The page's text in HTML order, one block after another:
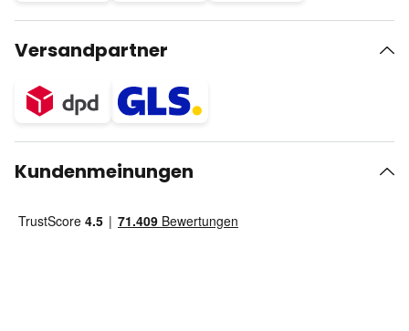
Versandpartner
Kundenmeinungen